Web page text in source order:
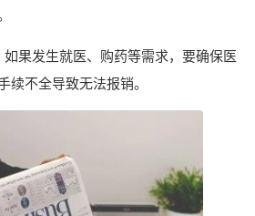
如果发生就医、购药等需求，要确保医
不全导致无法报销。